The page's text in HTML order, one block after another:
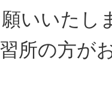
いいたし
所の方が